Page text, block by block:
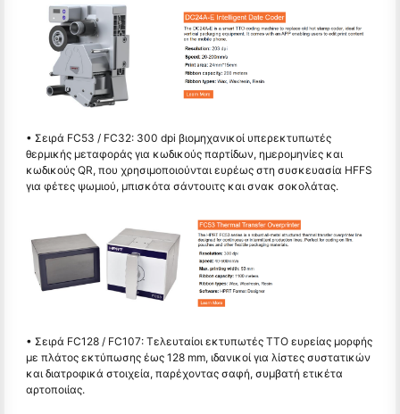
• Σειρά FC53 / FC32: 300 dpi βιομηχανικοί υπερεκτυπωτές
θερμικής μεταφοράς για κωδικούς παρτίδων, ημερομηνίες και
κωδικούς QR, που χρησιμοποιούνται ευρέως στη συσκευασία HFFS
για φέτες ψωμιού, μπισκότα σάντουιτς και σνακ σοκολάτας.
• Σειρά FC128 / FC107: Τελευταίοι εκτυπωτές TTO ευρείας μορφής
με πλάτος εκτύπωσης έως 128 mm, ιδανικοί για λίστες συστατικών
και διατροφικά στοιχεία, παρέχοντας σαφή, συμβατή ετικέτα
αρτοποιίας.